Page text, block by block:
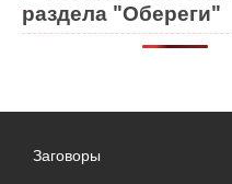
раздела "Обереги"
Заговоры